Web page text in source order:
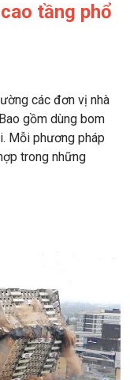
tầng phổ
các đơn vị nhà
gồm dùng bom
Mỗi phương pháp
trong những